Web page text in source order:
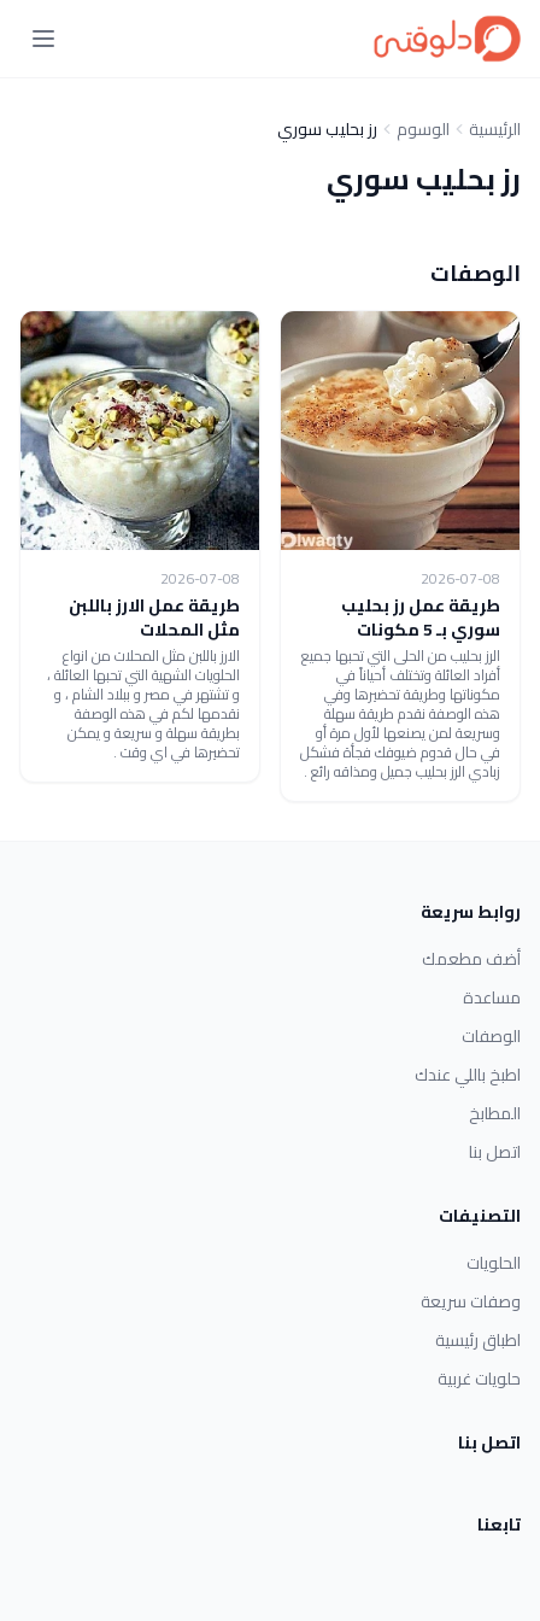
الرئيسية الوسوم رز بحليب سوري
رز بحليب سوري
الوصفات
2026-07-08
طريقة عمل رز بحليب
سوري بـ 5 مكونات
الرز بحليب من الحلى التي تحبها جميع
أفراد العائلة وتختلف أحياناً في
مكوناتها وطريقة تحضيرها وفي
هذه الوصفة نقدم طريقة سهلة
وسريعة لمن يصنعها لأول مرة أو
في حال قدوم ضيوفك فجأة فشكل
زبادي الرز بحليب جميل ومذاقه رائع .
2026-07-08
طريقة عمل الارز باللبن
مثل المحلات
الارز باللبن مثل المحلات من انواع
الحلويات الشهية التي تحبها العائلة ،
و تشتهر في مصر و ببلاد الشام ، و
نقدمها لكم في هذه الوصفة
بطريقة سهلة و سريعة و يمكن
تحضيرها في اي وقت .
روابط سريعة
أضف مطعمك
مساعدة
الوصفات
اطبخ باللي عندك
المطابخ
اتصل بنا
التصنيفات
الحلويات
وصفات سريعة
اطباق رئيسية
حلويات غربية
اتصل بنا
تابعنا